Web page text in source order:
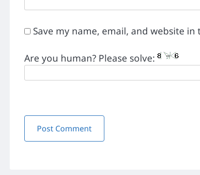
Save my name, email, and website
Are you human? Please solve: